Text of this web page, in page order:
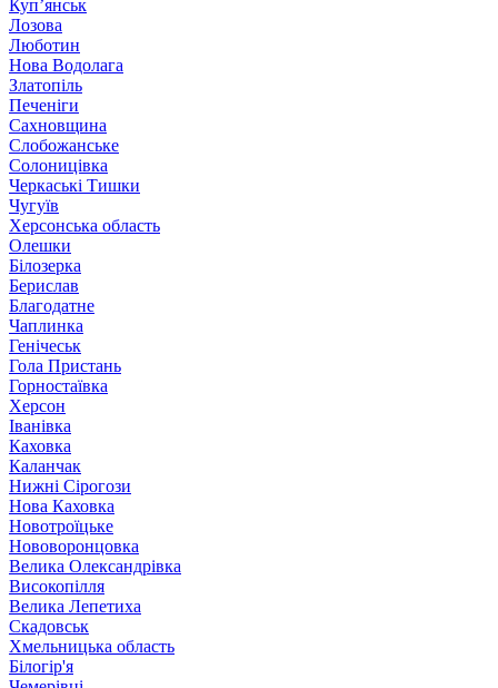
Куп’янськ
Лозова
Люботин
Нова Водолага
Златопіль
Печеніги
Сахновщина
Слобожанське
Солоницівка
Черкаські Тишки
Чугуїв
Херсонська область
Олешки
Білозерка
Берислав
Благодатне
Чаплинка
Генічеськ
Гола Пристань
Горностаївка
Херсон
Іванівка
Каховка
Каланчак
Нижні Сірогози
Нова Каховка
Новотроїцьке
Нововоронцовка
Велика Олександрівка
Високопілля
Велика Лепетиха
Скадовськ
Хмельницька область
Білогір'я